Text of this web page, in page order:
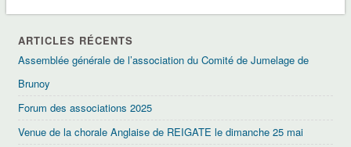
ARTICLES RÉCENTS
Assemblée générale de l’association du Comité de Jumelage de
Brunoy
Forum des associations 2025
Venue de la chorale Anglaise de REIGATE le dimanche 25 mai